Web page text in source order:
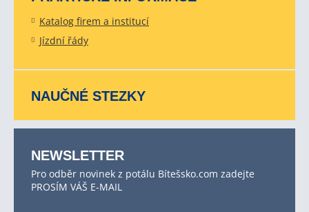
Katalog firem a institucí
Jízdní řády
NAUČNÉ STEZKY
NEWSLETTER
Pro odběr novinek z potálu Bítešsko.com zadejte
PROSÍM VÁŠ E-MAIL